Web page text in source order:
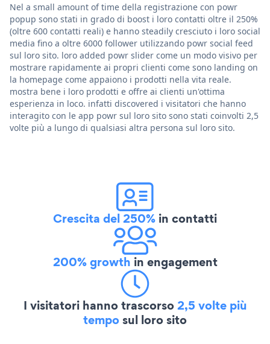
Nel a small amount of time della registrazione con powr
popup sono stati in grado di boost i loro contatti oltre il 250%
(oltre 600 contatti reali) e hanno steadily cresciuto i loro social
media fino a oltre 6000 follower utilizzando powr social feed
sul loro sito. loro added powr slider come un modo visivo per
mostrare rapidamente ai propri clienti come sono landing on
la homepage come appaiono i prodotti nella vita reale.
mostra bene i loro prodotti e offre ai clienti un'ottima
esperienza in loco. infatti discovered i visitatori che hanno
interagito con le app powr sul loro sito sono stati coinvolti 2,5
volte più a lungo di qualsiasi altra persona sul loro sito.
Crescita del 250% in contatti
200% growth in engagement
I visitatori hanno trascorso2,5 volte più
temposul loro sito